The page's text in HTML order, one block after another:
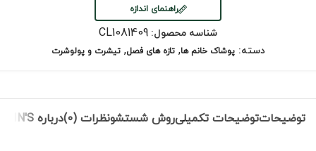
راهنمای اندازه
شناسه محصول: CL1081409
دسته: پوشاک خانم ها, تازه های فصل, تیشرت و پولوشرت
توضیحاتتوضیحات تکمیلیروش شستشونظرات (0) درباره COLIN'S